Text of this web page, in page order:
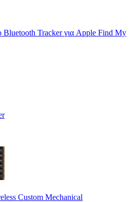
Tracker για Apple Find My
Custom Mechanical